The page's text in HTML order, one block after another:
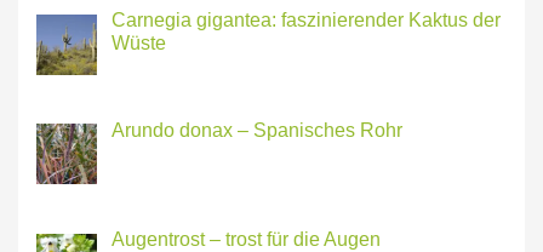
Carnegia gigantea: faszinierender Kaktus der
Wüste
Arundo donax – Spanisches Rohr
Augentrost – trost für die Augen